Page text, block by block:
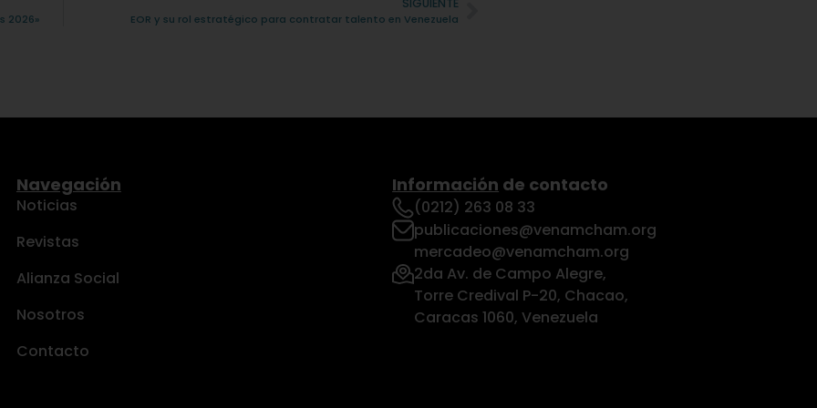
2026»
SIGUIENTE
EOR y su rol estratégico para contratar talento en Venezuela
Navegación
Noticias
Revistas
Alianza Social
Nosotros
Contacto
Información de contacto
(0212) 263 08 33
publicaciones@venamcham.org
mercadeo@venamcham.org
2da Av. de Campo Alegre,
Torre Credival P-20, Chacao,
Caracas 1060, Venezuela